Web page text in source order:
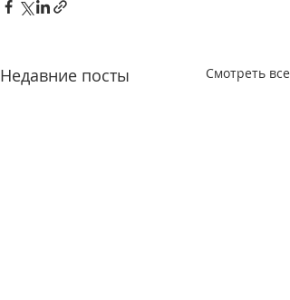
Недавние посты Смотреть все